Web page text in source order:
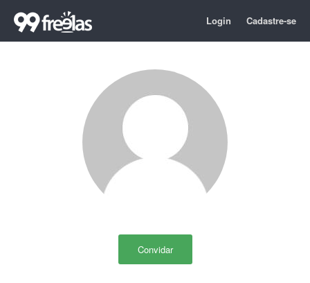
Login Cadastre-se
Convidar